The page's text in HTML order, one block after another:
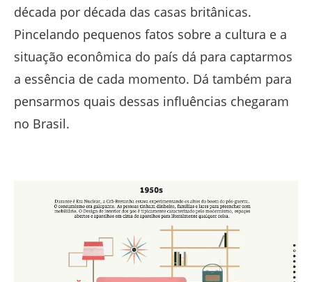
década por década das casas britânicas.
Pincelando pequenos fatos sobre a cultura e a
situação econômica do país dá para captarmos
a essência de cada momento. Dá também para
pensarmos quais dessas influências chegaram
no Brasil.